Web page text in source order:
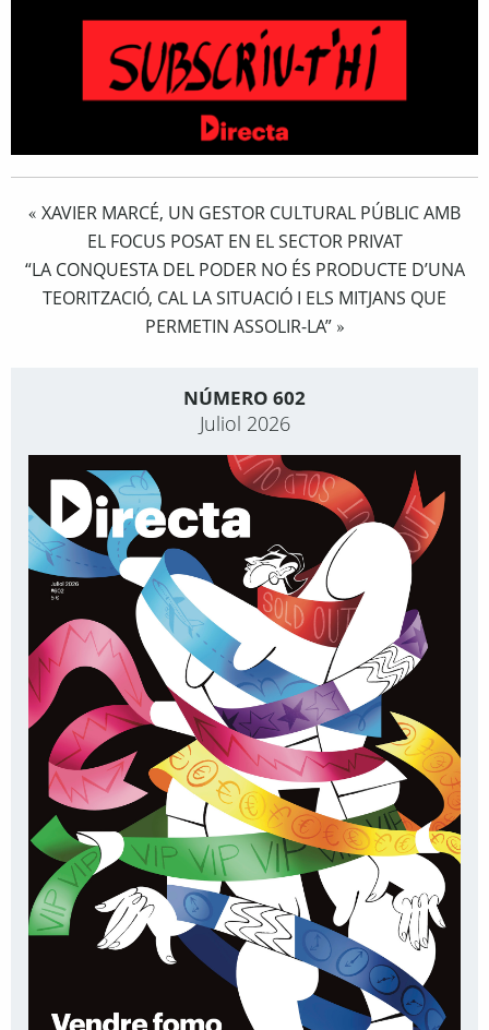
« XAVIER MARCÉ, UN GESTOR CULTURAL PÚBLIC AMB
EL FOCUS POSAT EN EL SECTOR PRIVAT
“LA CONQUESTA DEL PODER NO ÉS PRODUCTE D’UNA
TEORITZACIÓ, CAL LA SITUACIÓ I ELS MITJANS QUE
PERMETIN ASSOLIR-LA”»
NÚMERO 602
Juliol 2026